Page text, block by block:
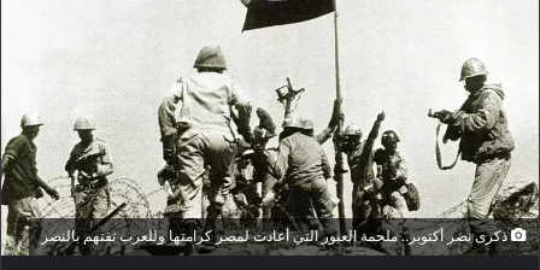
ذكرى نصر أكتوبر.. ملحمة العبور التي أعادت لمصر كرامتها وللعرب ثقتهم بالنصر